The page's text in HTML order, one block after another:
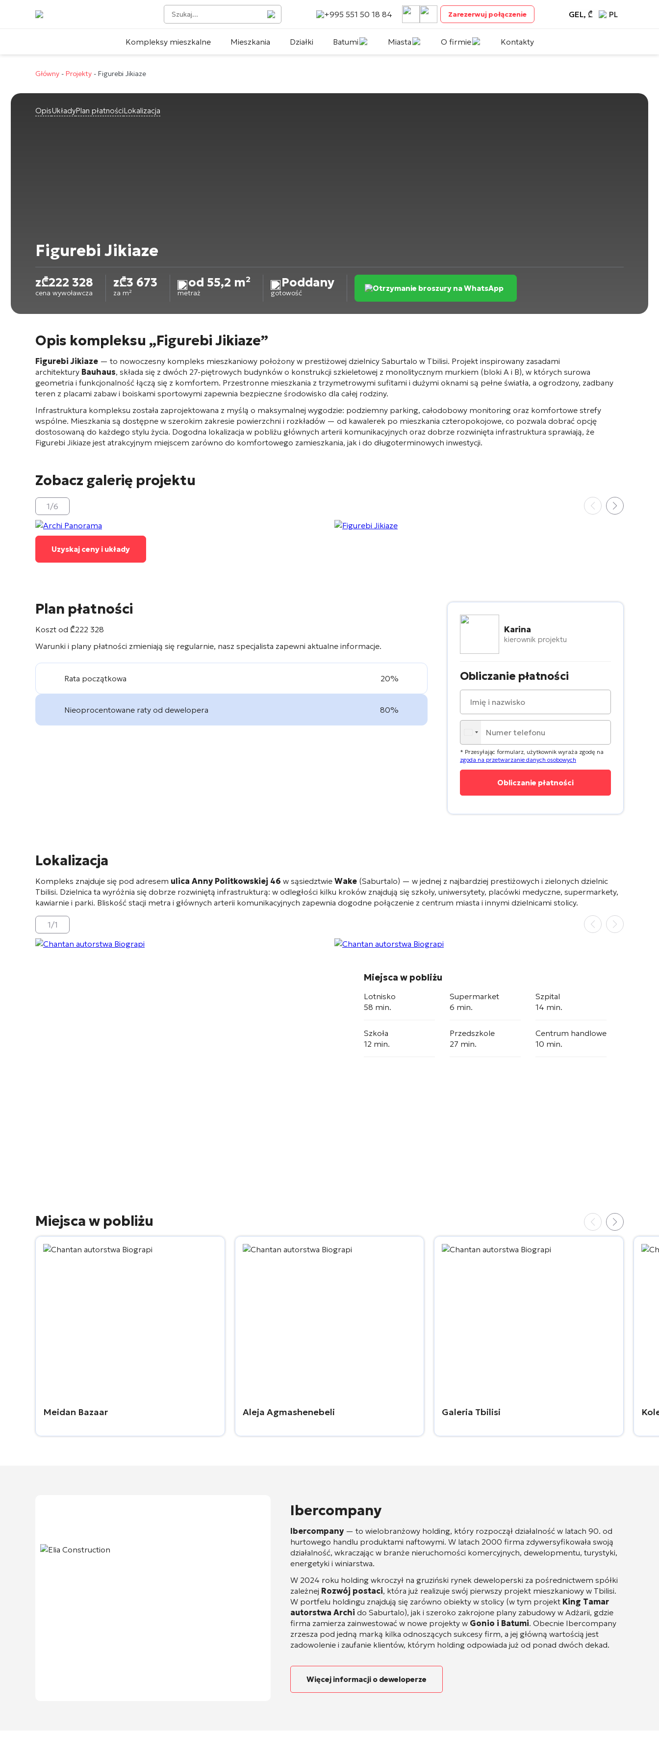
+995 551 50 18 84 Zarezerwuj połączenie GEL, ₾ PL
Kompleksy mieszkalne Mieszkania Działki Batumi Miasta O firmie Kontakty
Główny - Projekty - Figurebi Jikiaze
OpisUkładyPlan płatnościLokalizacja
Figurebi Jikiaze
z₾222 328
cena wywoławcza
z₾3 673
za m²
od 55,2 m²
metraż
Poddany
gotowość Otrzymanie broszury na WhatsApp
Opis kompleksu „Figurebi Jikiaze”
Figurebi Jikiaze — to nowoczesny kompleks mieszkaniowy położony w prestiżowej dzielnicy Saburtalo w Tbilisi. Projekt inspirowany zasadami
architektury Bauhaus, składa się z dwóch 27-piętrowych budynków o konstrukcji szkieletowej z monolitycznym murkiem (bloki A i B), w których surowa
geometria i funkcjonalność łączą się z komfortem. Przestronne mieszkania z trzymetrowymi sufitami i dużymi oknami są pełne światła, a ogrodzony, zadbany
teren z placami zabaw i boiskami sportowymi zapewnia bezpieczne środowisko dla całej rodziny.
Infrastruktura kompleksu została zaprojektowana z myślą o maksymalnej wygodzie: podziemny parking, całodobowy monitoring oraz komfortowe strefy
wspólne. Mieszkania są dostępne w szerokim zakresie powierzchni i rozkładów — od kawalerek po mieszkania czteropokojowe, co pozwala dobrać opcję
dostosowaną do każdego stylu życia. Dogodna lokalizacja w pobliżu głównych arterii komunikacyjnych oraz dobrze rozwinięta infrastruktura sprawiają, że
Figurebi Jikiaze jest atrakcyjnym miejscem zarówno do komfortowego zamieszkania, jak i do długoterminowych inwestycji.
Zobacz galerię projektu
1/6
Uzyskaj ceny i układy
Plan płatności
Koszt od ₾222 328
Warunki i plany płatności zmieniają się regularnie, nasz specjalista zapewni aktualne informacje.
Rata początkowa 20%
Nieoprocentowane raty od dewelopera 80%
Karina
kierownik projektu
Obliczanie płatności
* Przesyłając formularz, użytkownik wyraża zgodę na
zgoda na przetwarzanie danych osobowych
Lokalizacja
Kompleks znajduje się pod adresem ulica Anny Politkowskiej 46 w sąsiedztwie Wake (Saburtalo) — w jednej z najbardziej prestiżowych i zielonych dzielnic
Tbilisi. Dzielnica ta wyróżnia się dobrze rozwiniętą infrastrukturą: w odległości kilku kroków znajdują się szkoły, uniwersytety, placówki medyczne, supermarkety,
kawiarnie i parki. Bliskość stacji metra i głównych arterii komunikacyjnych zapewnia dogodne połączenie z centrum miasta i innymi dzielnicami stolicy.
1/1
Miejsca w pobliżu
Lotnisko
58 min.
Supermarket
6 min.
Szpital
14 min.
Szkoła
12 min.
Przedszkole
27 min.
Centrum handlowe
10 min.
Miejsca w pobliżu
Meidan Bazaar Aleja Agmashenebeli Galeria Tbilisi
Ibercompany
Ibercompany — to wielobranżowy holding, który rozpoczął działalność w latach 90. od
hurtowego handlu produktami naftowymi. W latach 2000 firma zdywersyfikowała swoją
działalność, wkraczając w branże nieruchomości komercyjnych, dewelopmentu, turystyki,
energetyki i winiarstwa.
W 2024 roku holding wkroczył na gruziński rynek deweloperski za pośrednictwem spółki
zależnej Rozwój postaci, która już realizuje swój pierwszy projekt mieszkaniowy w Tbilisi.
W portfelu holdingu znajdują się zarówno obiekty w stolicy (w tym projekt King Tamar
autorstwa Archi do Saburtalo), jak i szeroko zakrojone plany zabudowy w Adżarii, gdzie
firma zamierza zainwestować w nowe projekty w Gonio i Batumi. Obecnie Ibercompany
zrzesza pod jedną marką kilka odnoszących sukcesy firm, a jej główną wartością jest
zadowolenie i zaufanie klientów, którym holding odpowiada już od ponad dwóch dekad.
Więcej informacji o deweloperze